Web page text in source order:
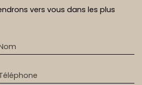
vers vous dans les plus